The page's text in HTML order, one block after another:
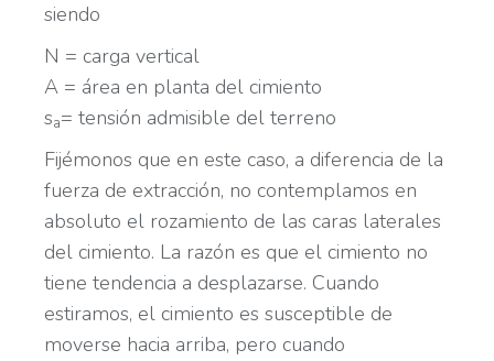
siendo
N = carga vertical
A = área en planta del cimiento
sa= tensión admisible del terreno
Fijémonos que en este caso, a diferencia de la
fuerza de extracción, no contemplamos en
absoluto el rozamiento de las caras laterales
del cimiento. La razón es que el cimiento no
tiene tendencia a desplazarse. Cuando
estiramos, el cimiento es susceptible de
moverse hacia arriba, pero cuando